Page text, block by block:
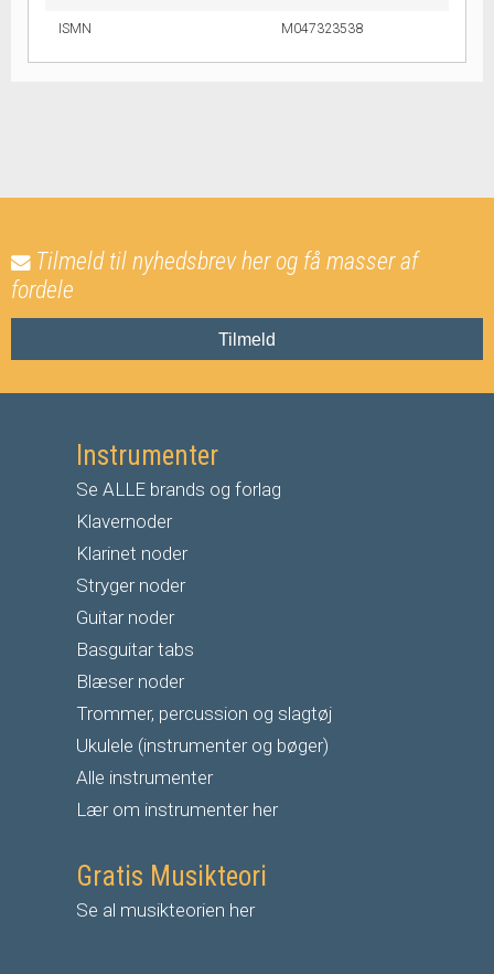
ISMN M047323538
Tilmeld til nyhedsbrev her og få masser af
fordele
Tilmeld
Instrumenter
Se ALLE brands og forlag
Klavernoder
Klarinet noder
Stryger noder
Guitar noder
Basguitar tabs
Blæser noder
Trommer, percussion og slagtøj
Ukulele (instrumenter og bøger)
Alle instrumenter
Lær om instrumenter her
Gratis Musikteori
Se al musikteorien her